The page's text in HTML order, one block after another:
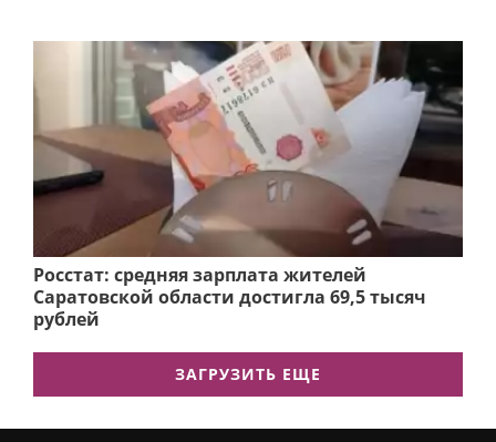
Росстат: средняя зарплата жителей
Саратовской области достигла 69,5 тысяч
рублей
ЗАГРУЗИТЬ ЕЩЕ